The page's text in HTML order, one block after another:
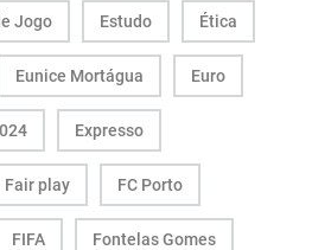
Jogo Estudo Ética
Eunice Mortágua Euro
Expresso
Fair play FC Porto
FIFA Fontelas Gomes